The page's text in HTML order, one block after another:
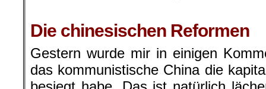
Die chinesischen Reformen
Gestern wurde mir in einigen
das kommunistische China die